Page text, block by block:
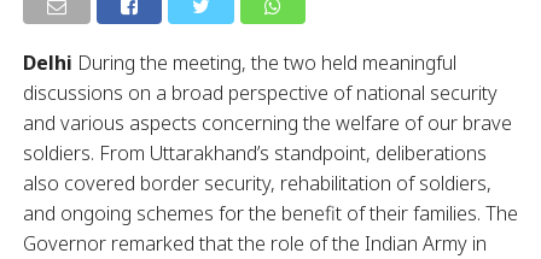
Delhi During the meeting, the two held meaningful
discussions on a broad perspective of national security
and various aspects concerning the welfare of our brave
soldiers. From Uttarakhand’s standpoint, deliberations
also covered border security, rehabilitation of soldiers,
and ongoing schemes for the benefit of their families. The
Governor remarked that the role of the Indian Army in